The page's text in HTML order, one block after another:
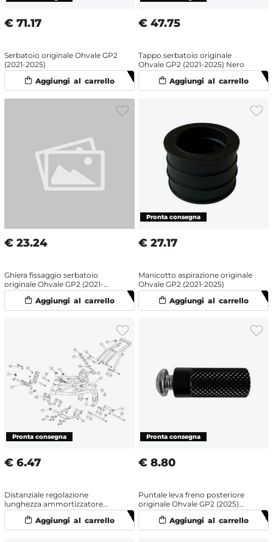
€ 71.17
Serbatoio originale Ohvale GP2
(2021-2025)
€ 47.75
Tappo serbatoio originale
Ohvale GP2 (2021-2025) Nero
€ 23.24
Ghiera fissaggio serbatoio
originale Ohvale GP2 (2021-
2025) Nero
€ 27.17
Manicotto aspirazione originale
Ohvale GP2 (2021-2025)
€ 6.47
Distanziale regolazione
lunghezza ammortizzatore
originale Ohvale GP2 (2021-
€ 8.80
Puntale leva freno posteriore
originale Ohvale GP2 (2025)
Nero